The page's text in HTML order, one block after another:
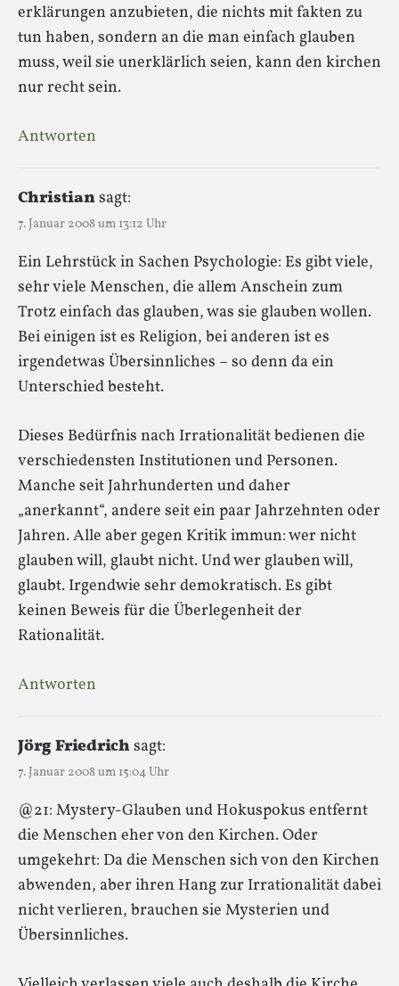
erklärungen anzubieten, die nichts mit fakten zu
tun haben, sondern an die man einfach glauben
muss, weil sie unerklärlich seien, kann den kirchen
nur recht sein.
Antworten
Christiansagt:
7. Januar 2008 um 13:12 Uhr
Ein Lehrstück in Sachen Psychologie: Es gibt viele,
sehr viele Menschen, die allem Anschein zum
Trotz einfach das glauben, was sie glauben wollen.
Bei einigen ist es Religion, bei anderen ist es
irgendetwas Übersinnliches – so denn da ein
Unterschied besteht.
Dieses Bedürfnis nach Irrationalität bedienen die
verschiedensten Institutionen und Personen.
Manche seit Jahrhunderten und daher
„anerkannt“, andere seit ein paar Jahrzehnten oder
Jahren. Alle aber gegen Kritik immun: wer nicht
glauben will, glaubt nicht. Und wer glauben will,
glaubt. Irgendwie sehr demokratisch. Es gibt
keinen Beweis für die Überlegenheit der
Rationalität.
Antworten
Jörg Friedrich sagt:
7. Januar 2008 um 15:04 Uhr
@21: Mystery-Glauben und Hokuspokus entfernt
die Menschen eher von den Kirchen. Oder
umgekehrt: Da die Menschen sich von den Kirchen
abwenden, aber ihren Hang zur Irrationalität dabei
nicht verlieren, brauchen sie Mysterien und
Übersinnliches.